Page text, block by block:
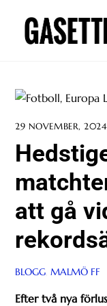
content
29 NOVEMBER, 2024
att gå
BLOGG MALMÖ FF
Efter två nya